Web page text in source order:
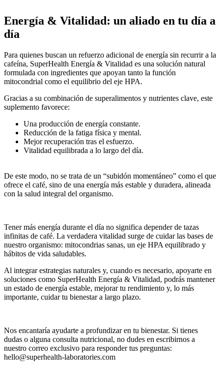
Energía & Vitalidad: un aliado en tu día a
día
Para quienes buscan un refuerzo adicional de energía sin recurrir a la
cafeína, SuperHealth Energía & Vitalidad es una solución natural
formulada con ingredientes que apoyan tanto la función
mitocondrial como el equilibrio del eje HPA.
Gracias a su combinación de superalimentos y nutrientes clave, este
suplemento favorece:
Una producción de energía constante.
Reducción de la fatiga física y mental.
Mejor recuperación tras el esfuerzo.
Vitalidad equilibrada a lo largo del día.
De este modo, no se trata de un “subidón momentáneo” como el que
ofrece el café, sino de una energía más estable y duradera, alineada
con la salud integral del organismo.
Tener más energía durante el día no significa depender de tazas
infinitas de café. La verdadera vitalidad surge de cuidar las bases de
nuestro organismo: mitocondrias sanas, un eje HPA equilibrado y
hábitos de vida saludables.
Al integrar estrategias naturales y, cuando es necesario, apoyarte en
soluciones como SuperHealth Energía & Vitalidad, podrás mantener
un estado de energía estable, mejorar tu rendimiento y, lo más
importante, cuidar tu bienestar a largo plazo.
Nos encantaría ayudarte a profundizar en tu bienestar. Si tienes
dudas o alguna consulta nutricional, no dudes en escribirnos a
nuestro correo exclusivo para responder tus preguntas:
hello@superhealth-laboratories.com